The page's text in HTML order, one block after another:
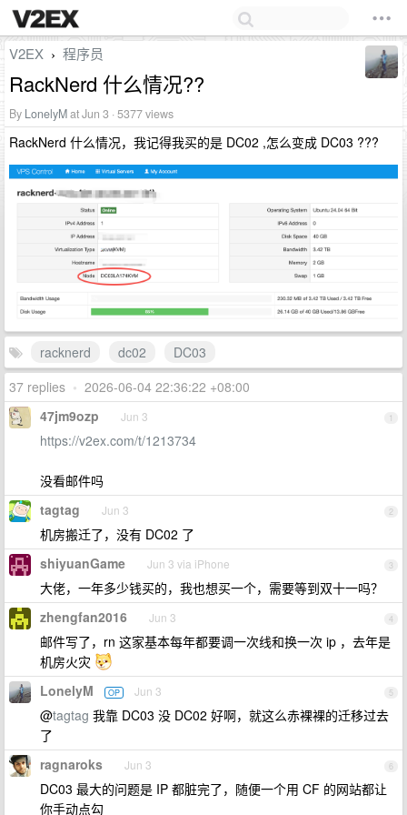
V2EX › 程序员
RackNerd 什么情况??
By LonelyMat Jun 3 · 5377 views
RackNerd 什么情况，我记得我买的是 DC02 ,怎么变成 DC03 ???
racknerd dc02
DC03
37 replies • 2026-06-04 22:36:22 +08:00
1
47jm9ozp Jun 3
https://v2ex.com/t/1213734
没看邮件吗
2
tagtag Jun 3
机房搬迁了，没有 DC02 了
3
shiyuanGame Jun 3 via iPhone
大佬，一年多少钱买的，我也想买一个，需要等到双十一吗？
4
zhengfan2016 Jun 3
邮件写了，rn 这家基本每年都要调一次线和换一次 ip ，去年是
机房火灾
5
LonelyM OP Jun 3
@tagtag 我靠 DC03 没 DC02 好啊，就这么赤裸裸的迁移过去
了
6
ragnaroks Jun 3
DC03 最大的问题是 IP 都脏完了，随便一个用 CF 的网站都让
你手动点勾